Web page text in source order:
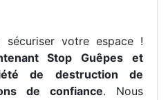
sécuriser votre espace !
Stop Guêpes et
de destruction de
de confiance. Nous